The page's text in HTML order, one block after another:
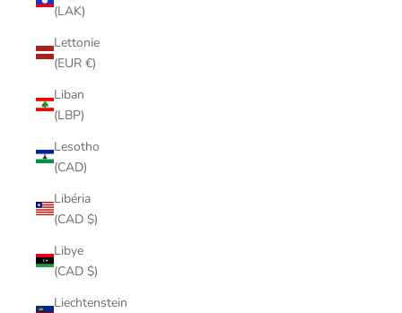
(LAK)
Lettonie
(EUR €)
Liban
(LBP)
Lesotho
(CAD)
Libéria
(CAD $)
Libye
(CAD $)
Liechtenstein